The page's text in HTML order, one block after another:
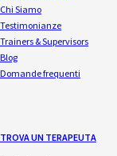
Chi Siamo
Testimonianze
Trainers & Supervisors
Blog
Domande frequenti
TROVA UN TERAPEUTA